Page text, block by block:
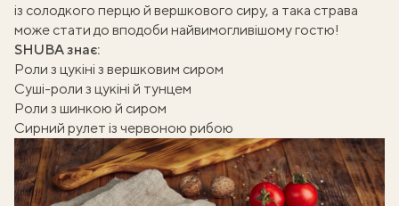
із солодкого перцю й вершкового сиру, а така страва
може стати до вподоби найвимогливішому гостю!
SHUBA знає:
Роли з цукіні з вершковим сиром
Суші-роли з цукіні й тунцем
Роли з шинкою й сиром
Сирний рулет із червоною рибою